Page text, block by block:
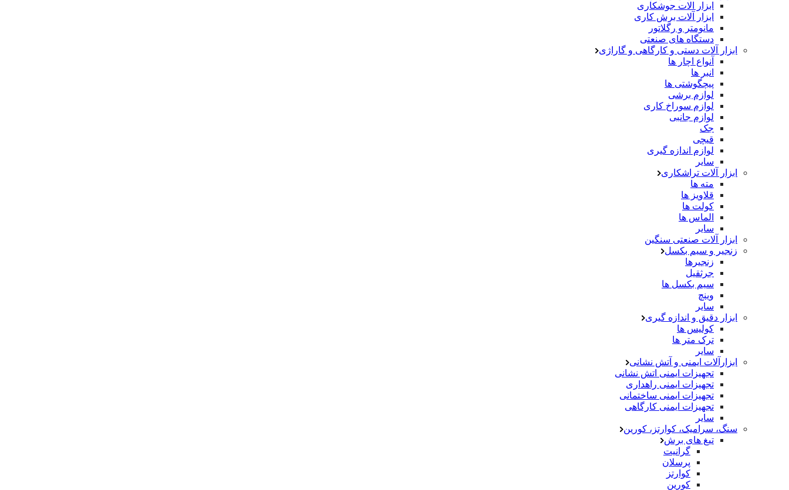
ابزار الات جوشکاری
ابزار آلات برش کاری
مانومتر و رگلاتور
دستگاه های صنعتی
ابزار آلات دستی و کارگاهی و گاراژی
آنواع اچار ها
انبر ها
پیچگوشتی ها
لوازم برشی
لوازم سوراخ کاری
لوازم جانبی
جک
قیچی
لوازم اندازه گیری
سایر
ابزار آلات تراشکاری
مته ها
قلاویز ها
کولت ها
الماس ها
سایر
ابزار آلات صنعتی سنگین
زنجیر و سیم بکسل
زنجیرها
جرثقیل
سیم بکسل ها
وینچ
سایر
ابزار دقیق و اندازه گیری
کولیس ها
ترک متر ها
سایر
ابزارآلات ایمنی و آتش نشانی
تجهیزات ایمنی اتش نشانی
تجهیزات ایمنی راهداری
تجهیزات ایمنی ساختمانی
تجهیزات ایمنی کارگاهی
سایر
سنگ، سرامیک، کوارتز، کورین
تیغ های برش
گرانیت
پرسلان
کوارتز
کورین